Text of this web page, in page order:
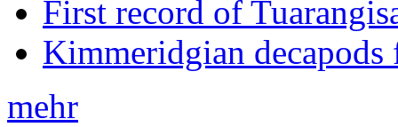
First record of
Kimmeridgian
mehr